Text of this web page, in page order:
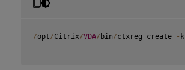
/opt/Citrix/VDA/ bin/ctxreg create - k